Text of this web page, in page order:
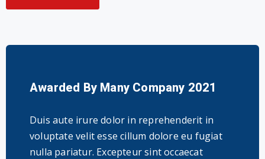
Awarded By Many Company 2021
Duis aute irure dolor in reprehenderit in
voluptate velit esse cillum dolore eu fugiat
nulla pariatur. Excepteur sint occaecat